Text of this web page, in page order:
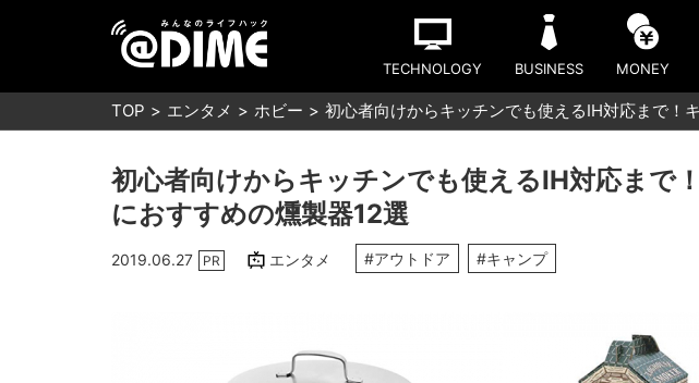
TECHNOLOGY BUSINESS MONEY
TOP エンタメ ホビー 初心者向けからキッチンでも使えるIH対応まで！
初心者向けからキッチンでも使えるIH対応まで
におすすめの燻製器12選
2019.06.27 PR エンタメ #アウトドア #キャンプ